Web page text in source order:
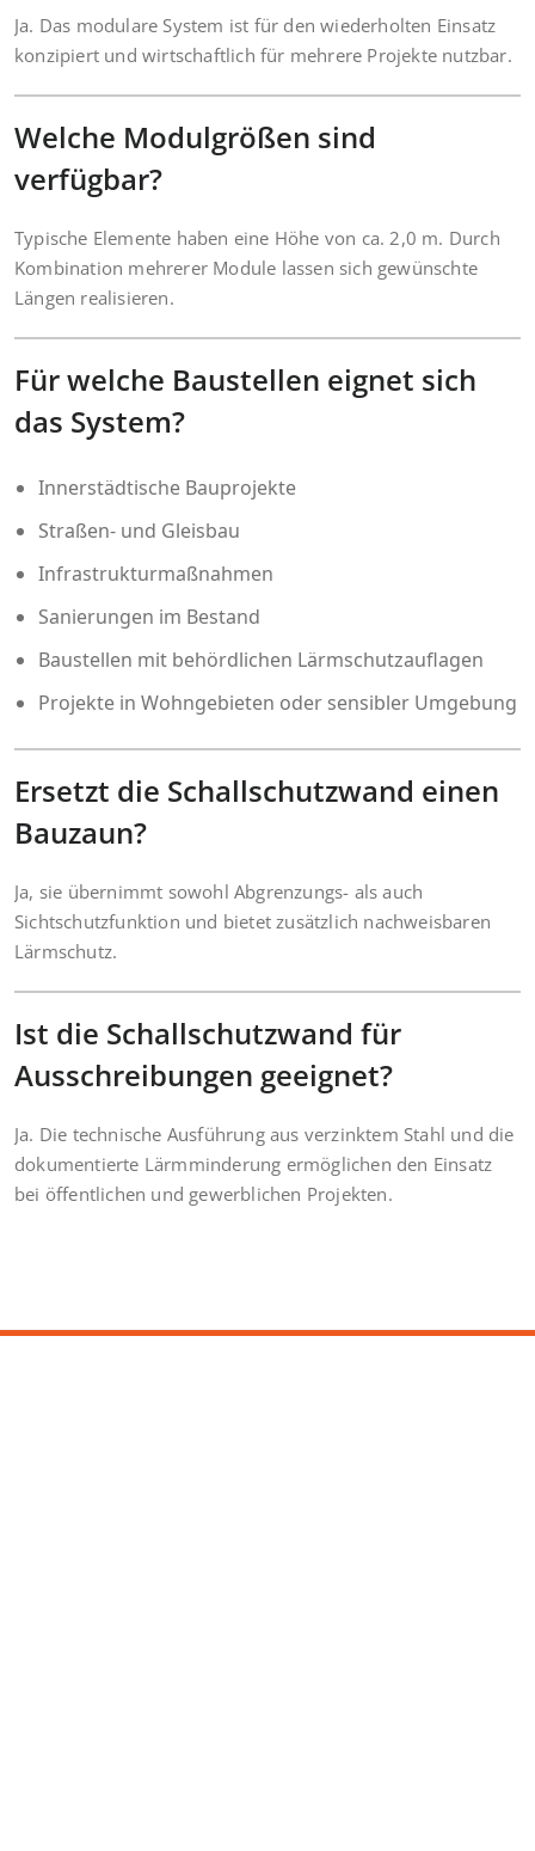
Ja. Das modulare System ist für den wiederholten Einsatz
konzipiert und wirtschaftlich für mehrere Projekte nutzbar.
Welche Modulgrößen sind
verfügbar?
Typische Elemente haben eine Höhe von ca. 2,0 m. Durch
Kombination mehrerer Module lassen sich gewünschte
Längen realisieren.
Für welche Baustellen eignet sich
das System?
Innerstädtische Bauprojekte
Straßen- und Gleisbau
Infrastrukturmaßnahmen
Sanierungen im Bestand
Baustellen mit behördlichen Lärmschutzauflagen
Projekte in Wohngebieten oder sensibler Umgebung
Ersetzt die Schallschutzwand einen
Bauzaun?
Ja, sie übernimmt sowohl Abgrenzungs- als auch
Sichtschutzfunktion und bietet zusätzlich nachweisbaren
Lärmschutz.
Ist die Schallschutzwand für
Ausschreibungen geeignet?
Ja. Die technische Ausführung aus verzinktem Stahl und die
dokumentierte Lärmminderung ermöglichen den Einsatz
bei öffentlichen und gewerblichen Projekten.